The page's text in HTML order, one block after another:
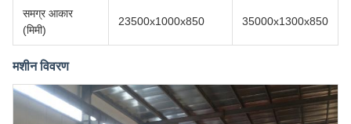
समग्र आकार
(मिमी)
23500x1000x850 35000x1300x850
मशीन विवरण